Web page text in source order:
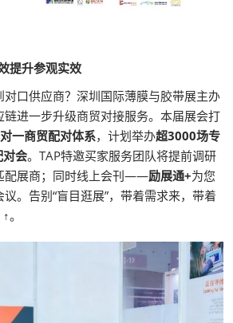
提升参观实效
口供应商？深圳国际薄膜与胶带展主办
进一步升级商贸对接服务。本届展会打
一商贸配对体系，计划举办超3000场专
对会。TAP特邀买家服务团队将提前调研
配展商；同时线上会刊——励展通+为您
。告别“盲目逛展”，带着需求来，带着
。